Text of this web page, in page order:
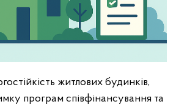
житлових будинків,
програм співфінансування та